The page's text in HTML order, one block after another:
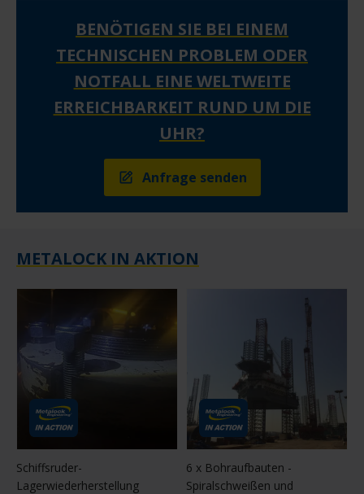
BENÖTIGEN SIE BEI EINEM
TECHNISCHEN PROBLEM ODER
NOTFALL EINE WELTWEITE
ERREICHBARKEIT RUND UM DIE
UHR?
Anfrage senden
METALOCK IN AKTION
Schiffsruder-
Lagerwiederherstellung
6 x Bohraufbauten -
Spiralschweißen und